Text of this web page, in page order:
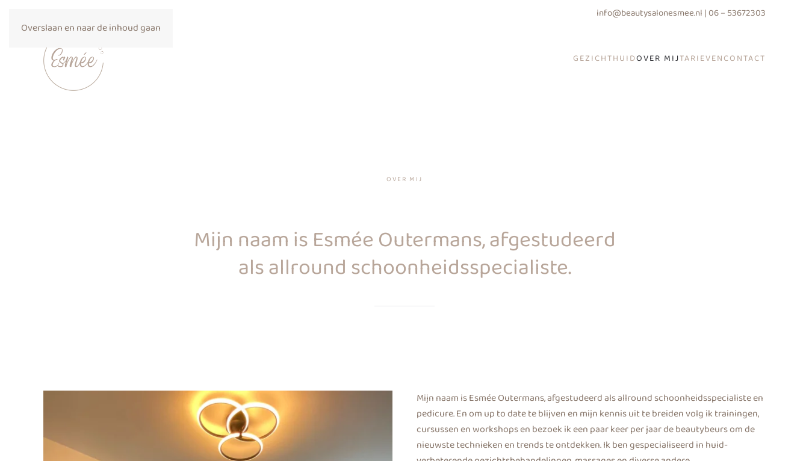
Overslaan en naar de inhoud gaan
info@beautysalonesmee.nl | 06 – 53672303
GEZICHTHUIDOVER MIJTARIEVENCONTACT
OVER MIJ
Mijn naam is Esmée Outermans, afgestudeerd
als allround schoonheidsspecialiste.
Mijn naam is Esmée Outermans, afgestudeerd als allround schoonheidsspecialiste en
pedicure. En om up to date te blijven en mijn kennis uit te breiden volg ik trainingen,
cursussen en workshops en bezoek ik een paar keer per jaar de beautybeurs om de
nieuwste technieken en trends te ontdekken. Ik ben gespecialiseerd in huid-